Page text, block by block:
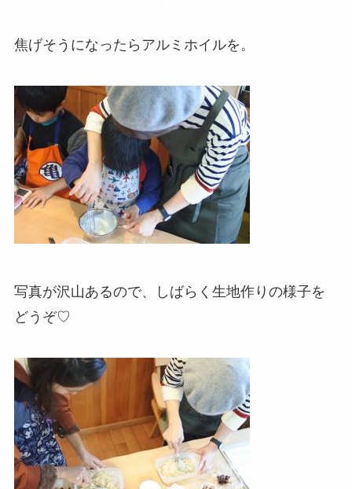
焦げそうになったらアルミホイルを。
写真が沢山あるので、しばらく生地作りの様子を
どうぞ♡